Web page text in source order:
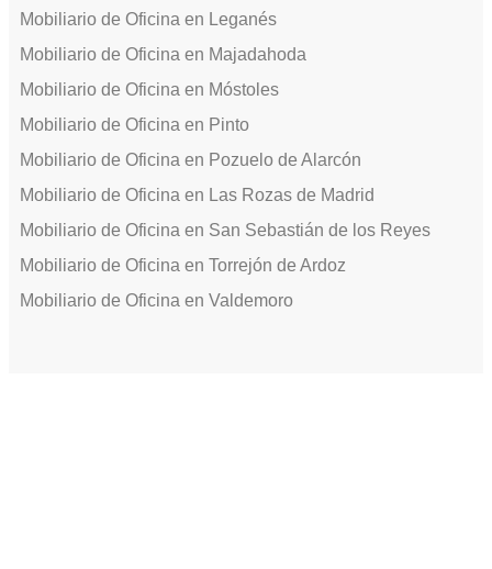
Mobiliario de Oficina en Leganés
Mobiliario de Oficina en Majadahoda
Mobiliario de Oficina en Móstoles
Mobiliario de Oficina en Pinto
Mobiliario de Oficina en Pozuelo de Alarcón
Mobiliario de Oficina en Las Rozas de Madrid
Mobiliario de Oficina en San Sebastián de los Reyes
Mobiliario de Oficina en Torrejón de Ardoz
Mobiliario de Oficina en Valdemoro